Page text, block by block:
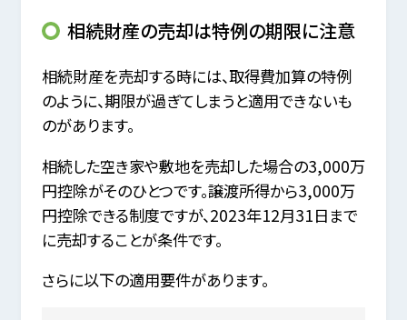
相続財産の売却は特例の期限に注意
相続財産を売却する時には、取得費加算の特例
のように、期限が過ぎてしまうと適用できないも
のがあります。
相続した空き家や敷地を売却した場合の3,000万
円控除がそのひとつです。譲渡所得から3,000万
円控除できる制度ですが、2023年12月31日まで
に売却することが条件です。
さらに以下の適用要件があります。